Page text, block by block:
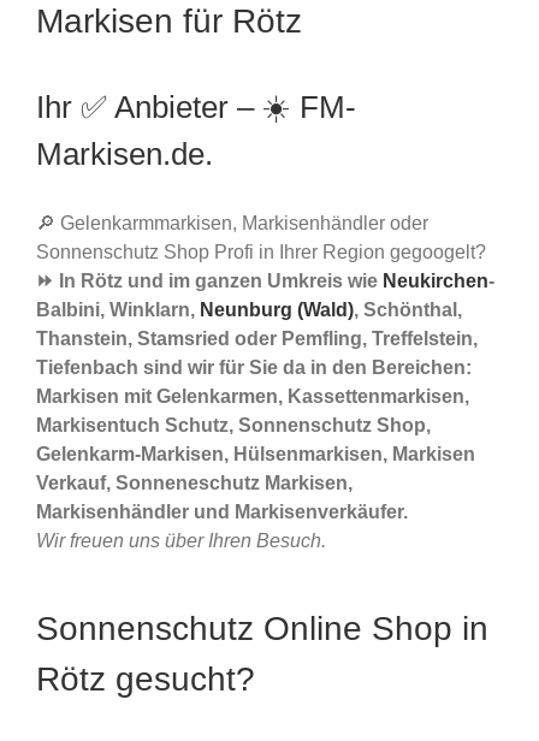
Markisen für Rötz
Ihr ✅ Anbieter – ☀️ FM-
Markisen.de.
🔎 Gelenkarmmarkisen, Markisenhändler oder
Sonnenschutz Shop Profi in Ihrer Region gegoogelt?
⏩ In Rötz und im ganzen Umkreis wie Neukirchen-
Balbini, Winklarn, Neunburg (Wald), Schönthal,
Thanstein, Stamsried oder Pemfling, Treffelstein,
Tiefenbach sind wir für Sie da in den Bereichen:
Markisen mit Gelenkarmen, Kassettenmarkisen,
Markisentuch Schutz, Sonnenschutz Shop,
Gelenkarm-Markisen, Hülsenmarkisen, Markisen
Verkauf, Sonneneschutz Markisen,
Markisenhändler und Markisenverkäufer.
Wir freuen uns über Ihren Besuch.
Sonnenschutz Online Shop in
Rötz gesucht?